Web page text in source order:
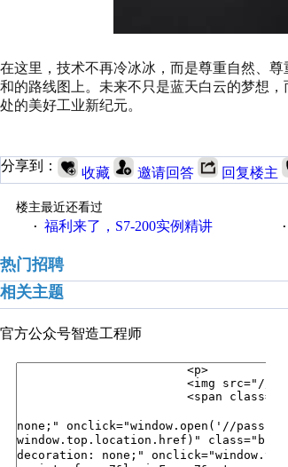
在这里，技术不再冷冰冰，而是尊重自然、
和的路线图上。未来不只是蓝天白云的梦想
处的美好工业新纪元。
分享到： 收藏 邀请回答 回复楼主
楼主最近还看过
· 福利来了，S7-200实例精讲 ·
热门招聘
相关主题
官方公众号智造工程师